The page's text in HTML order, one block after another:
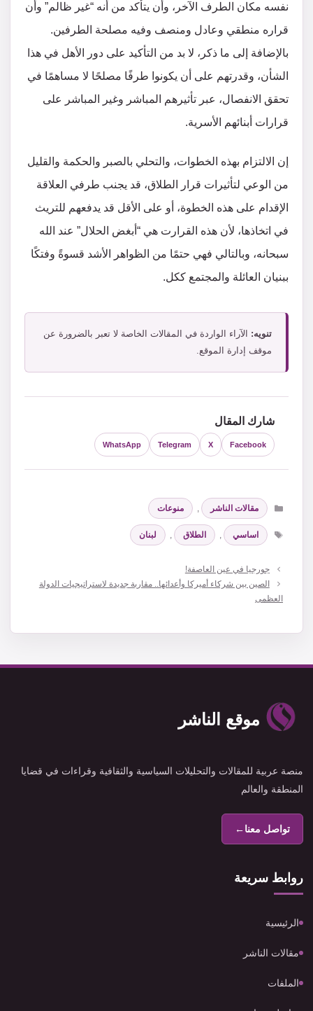
نفسه مكان الطرف الآخر، وأن يتأكد من أنه “غير ظالم” وأن
قراره منطقي وعادل ومنصف وفيه مصلحة الطرفين.
بالإضافة إلى ما ذكر، لا بد من التأكيد على دور الأهل في هذا
الشأن، وقدرتهم على أن يكونوا طرفًا مصلحًا لا مساهمًا في
تحقق الانفصال، عبر تأثيرهم المباشر وغير المباشر على
قرارات أبنائهم الأسرية.
إن الالتزام بهذه الخطوات، والتحلي بالصبر والحكمة والقليل
من الوعي لتأثيرات قرار الطلاق، قد يجنب طرفي العلاقة
الإقدام على هذه الخطوة، أو على الأقل قد يدفعهم للتريث
في اتخاذها، لأن هذه القرارت هي “أبغض الحلال” عند الله
سبحانه، وبالتالي فهي حتمًا من الظواهر الأشد قسوةً وفتكًا
ببنيان العائلة والمجتمع ككل.
تنويه: الآراء الواردة في المقالات الخاصة لا تعبر بالضرورة عن
موقف إدارة الموقع.
شارك المقال
Facebook
X
Telegram
WhatsApp
التصنيفات
مقالات الناشر ,
منوعات
الوسوم
اساسي , الطلاق , لبنان
جورجيا في عين العاصفة!
الصين بين شركاء أميركا وأعدائها.. مقاربة جديدة لاستراتيجيات الدولة
العظمى
موقع الناشر
منصة عربية للمقالات والتحليلات السياسية والثقافية وقراءات في قضايا
المنطقة والعالم
تواصل معنا←
روابط سريعة
الرئيسية
مقالات الناشر
الملفات